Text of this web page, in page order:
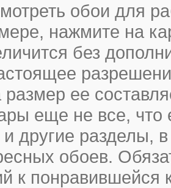
обои для
нажмите на
без
ее
еще не все, что
другие разделы,
обоев.
к понравившейся